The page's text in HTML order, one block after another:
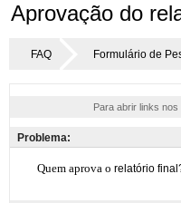
Aprovação do
FAQ Formulário de
Para abrir links
Problema: